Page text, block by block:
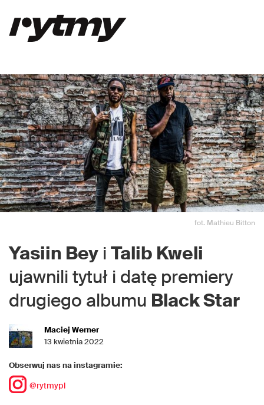
fot. Mathieu Bitton
Yasiin Bey i Talib Kweli
ujawnili tytuł i datę premiery
drugiego albumu Black Star
Maciej Werner
13 kwietnia 2022
Obserwuj nas na instagramie:
@rytmypl